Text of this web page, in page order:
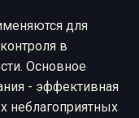
для
в
Основное
- эффективная
неблагоприятных